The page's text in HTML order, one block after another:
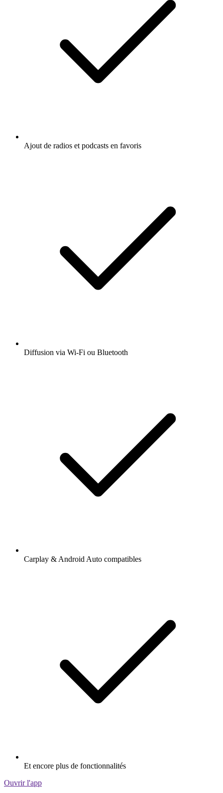
Ajout de radios et podcasts en favoris
Diffusion via Wi-Fi ou Bluetooth
Carplay & Android Auto compatibles
Et encore plus de fonctionnalités
Ouvrir l'app